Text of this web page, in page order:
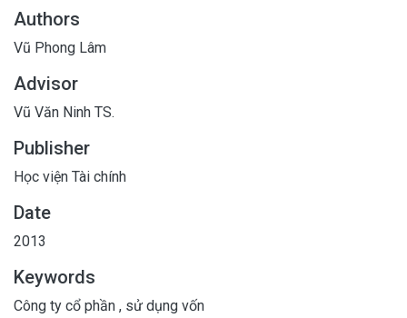
Authors
Vũ Phong Lâm
Advisor
Vũ Văn Ninh TS.
Publisher
Học viện Tài chính
Date
2013
Keywords
Công ty cổ phần , sử dụng vốn